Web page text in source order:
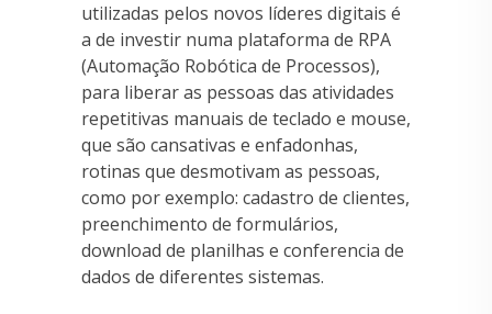
utilizadas pelos novos líderes digitais é
a de investir numa plataforma de RPA
(Automação Robótica de Processos),
para liberar as pessoas das atividades
repetitivas manuais de teclado e mouse,
que são cansativas e enfadonhas,
rotinas que desmotivam as pessoas,
como por exemplo: cadastro de clientes,
preenchimento de formulários,
download de planilhas e conferencia de
dados de diferentes sistemas.